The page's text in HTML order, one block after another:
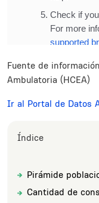
Fuente de
Ambulatoria (HCEA)
Ir al Portal de Datos
Índice
Sections
TitlePirámide
TitleCantidad de